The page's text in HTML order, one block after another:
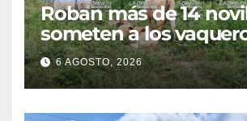
Roban más de 14
someten a los
6 AGOSTO, 2026